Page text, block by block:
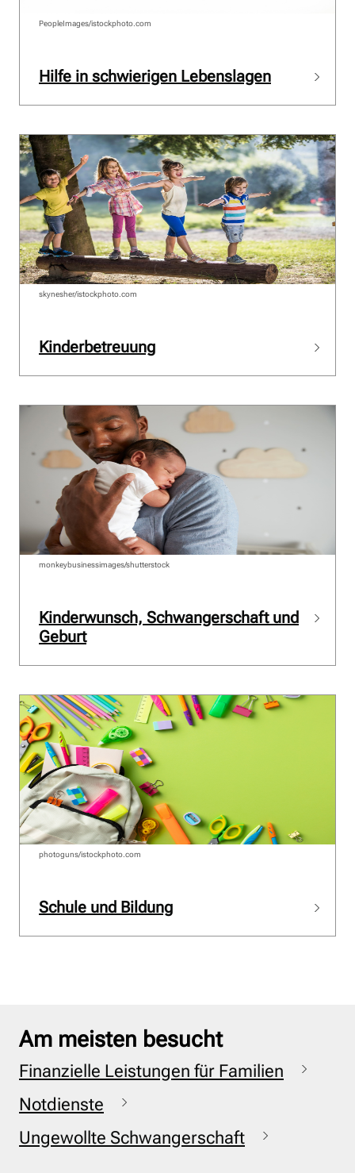
Hilfe in schwierigen Lebenslagen
PeopleImages/istockphoto.com
Kinderbetreuung
skynesher/istockphoto.com
Kinderwunsch, Schwangerschaft und
Geburt
monkeybusinessimages/shutterstock
Schule und Bildung
photoguns/istockphoto.com
Am meisten besucht
Finanzielle Leistungen für Familien
Notdienste
Ungewollte Schwangerschaft